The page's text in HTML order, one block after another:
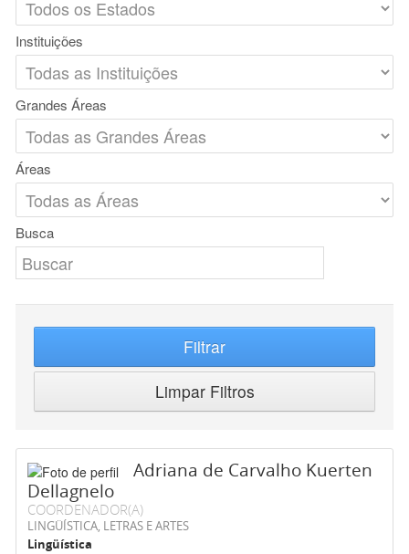
Instituições
Grandes Áreas
Áreas
Busca
Filtrar
Limpar Filtros
Adriana de Carvalho Kuerten
Dellagnelo
COORDENADOR(A)
LINGÜÍSTICA, LETRAS E ARTES
Lingüística